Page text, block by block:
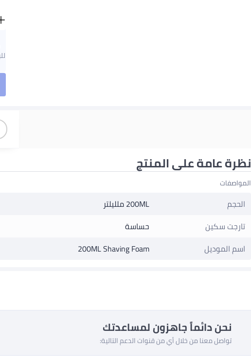
نظرة عامة على المنتج
المواصفات
الحجم
200ML ملليلتر
تارجت سكين
حساسة
اسم الموديل
200ML Shaving Foam
نحن دائماً جاهزون لمساعدتك
تواصل معنا من خلال أي من قنوات الدعم التالية: